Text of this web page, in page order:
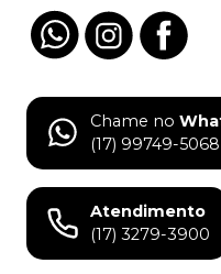
Chame no
(17) 99749-5068
Atendimento
(17) 3279-3900